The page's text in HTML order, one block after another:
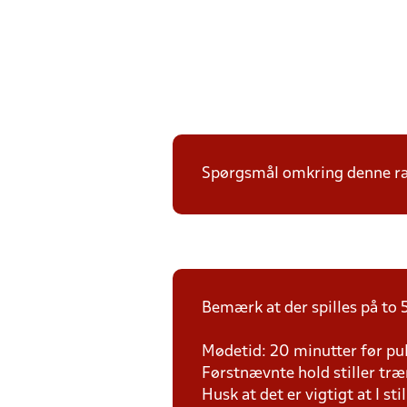
Spørgsmål omkring denne
Bemærk at der spilles på to
Mødetid: 20 minutter før
Førstnævnte hold stiller
Husk at det er vigtigt at I